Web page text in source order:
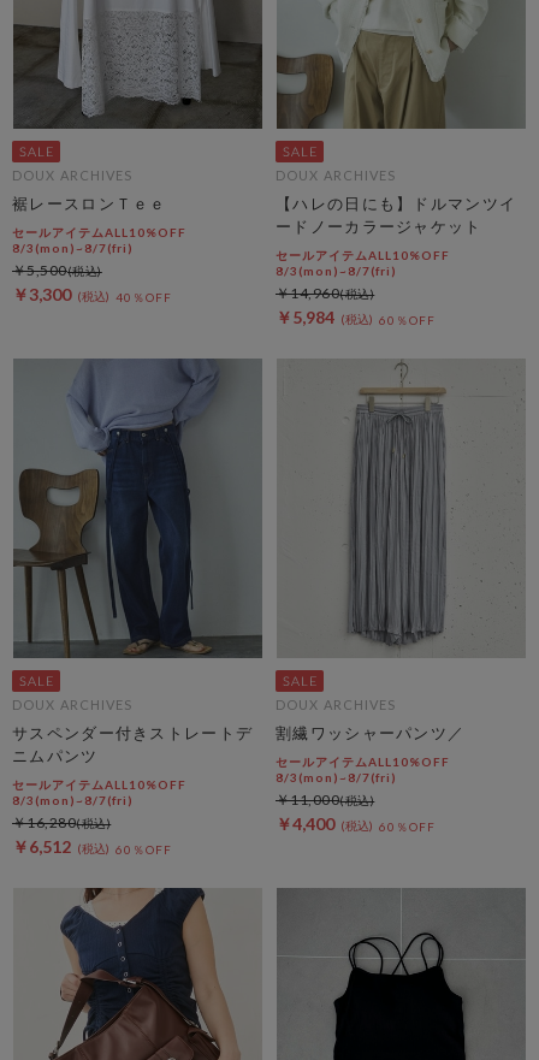
DOUX ARCHIVES
裾レースロンＴｅｅ
セールアイテムALL10%OFF
8/3(mon)~8/7(fri)
￥3,300 40％OFF
￥5,500
DOUX ARCHIVES
【ハレの日にも】ドルマンツイ
ードノーカラージャケット
セールアイテムALL10%OFF
8/3(mon)~8/7(fri)
￥5,984 60％OFF
￥14,960
DOUX ARCHIVES
サスペンダー付きストレートデ
ニムパンツ
セールアイテムALL10%OFF
8/3(mon)~8/7(fri)
￥6,512 60％OFF
￥16,280
DOUX ARCHIVES
割繊ワッシャーパンツ／
セールアイテムALL10%OFF
8/3(mon)~8/7(fri)
￥4,400 60％OFF
￥11,000